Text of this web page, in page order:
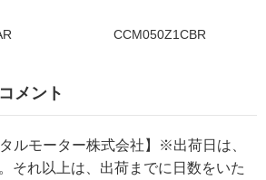
CCM050Z1CBR
メント
ルモーター株式会社】※出荷日は、
それ以上は、出荷までに日数をいた